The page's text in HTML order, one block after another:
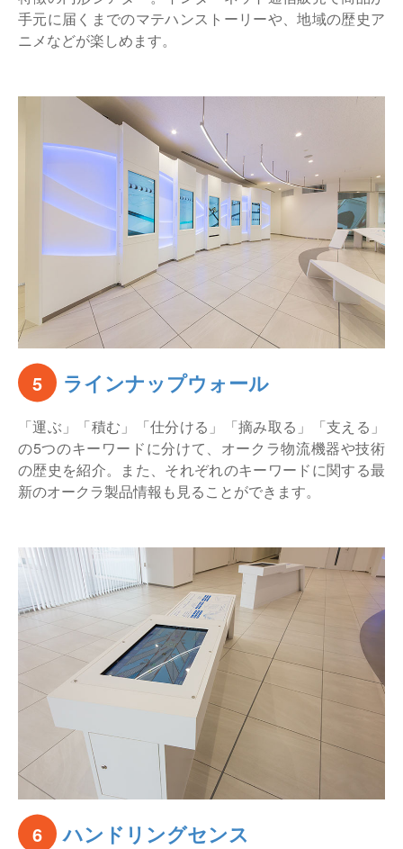
手元に届くまでのマテハンストーリーや、地域の歴史ア
ニメなどが楽しめます。
5 ラインナップウォール
「運ぶ」「積む」「仕分ける」「摘み取る」「支える」
の5つのキーワードに分けて、オークラ物流機器や技術
の歴史を紹介。また、それぞれのキーワードに関する最
新のオークラ製品情報も見ることができます。
6 ハンドリングセンス